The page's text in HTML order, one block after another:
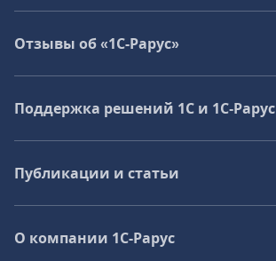
Отзывы об «1С-Рарус»
Поддержка решений 1С и 1С‑Рарус
Публикации и статьи
О компании 1C-Рарус